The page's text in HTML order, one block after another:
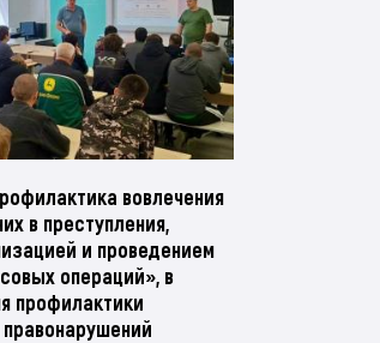
вовлечения
в преступления,
и проведением
операций», в
профилактики